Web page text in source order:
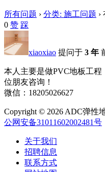
所有问题 › 分类: 施工问题 ›
0 赞 踩
xiaoxiao 提问于 3 年
本人主要是做PVC地板工
位朋友咨询！
微信：18205026627
Copyright © 2026 ADC弹性
公网安备31011602002481号
关于我们
招聘信息
联系方式